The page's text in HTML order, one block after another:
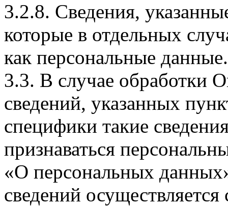
3.2.8. Сведения,
которые в отдельных
как персональные данные.
3.3. В случае обработки
сведений, указанных
специфики такие
признаваться
«О персональных
сведений